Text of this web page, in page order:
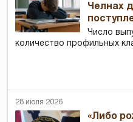
Челнах
Число
количество профильных
28 июля 2026
«Либо